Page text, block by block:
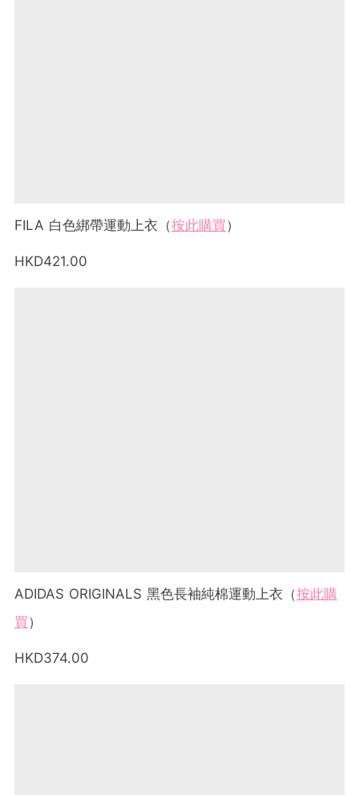
FILA 白色綁帶運動上衣（按此購買）
HKD421.00
ADIDAS ORIGINALS 黑色長袖純棉運動上衣（按此購
買）
HKD374.00